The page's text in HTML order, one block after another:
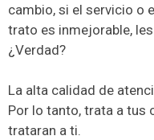
cambio, si el servicio o
trato es inmejorable,
¿Verdad?
La alta calidad de
Por lo tanto, trata a tus
trataran a ti.